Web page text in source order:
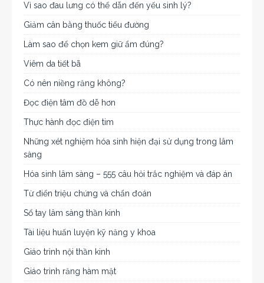
Vì sao đau lưng có thể dẫn đến yếu sinh lý?
Giảm cân bằng thuốc tiểu đường
Làm sao để chọn kem giữ ẩm đúng?
Viêm da tiết bã
Có nên niềng răng không?
Đọc điện tâm đồ dễ hơn
Thực hành đọc điện tim
Những xét nghiệm hóa sinh hiện đại sử dụng trong lâm
sàng
Hóa sinh lâm sàng – 555 câu hỏi trắc nghiệm và đáp án
Từ điển triệu chứng và chẩn đoán
Sổ tay lâm sàng thần kinh
Tài liệu huấn luyện kỹ năng y khoa
Giáo trình nội thần kinh
Giáo trình răng hàm mặt